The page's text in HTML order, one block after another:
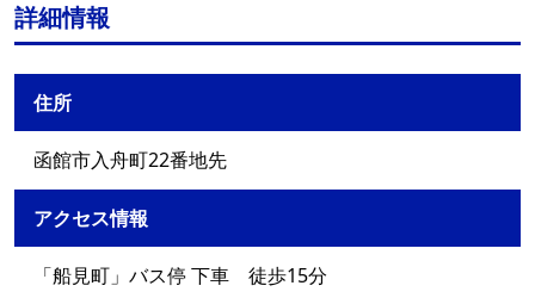
詳細情報
住所
函館市入舟町22番地先
アクセス情報
「船見町」バス停 下車 徒歩15分